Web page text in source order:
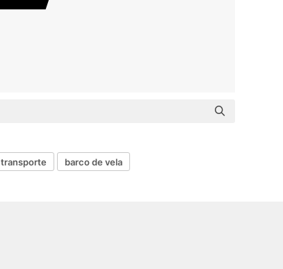
transporte barco de vela